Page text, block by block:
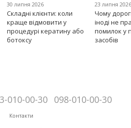
30 липня 2026
Складні клієнти: коли
краще відмовити у
процедурі кератину або
ботоксу
23 липня
Чому
іноді не
помилок у
засобів
010-00-30 098-010-00-30
Контакти